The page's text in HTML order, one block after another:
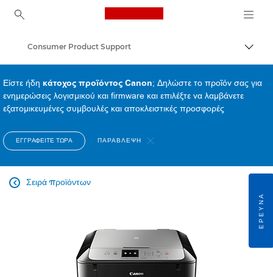
Canon Logo, back to
Consumer Product Support
Είστε ήδη κάτοχος προϊόντος Canon; Δηλώστε το προϊόν σας για
ενημερώσεις λογισμικού και firmware και επιλέξτε να λαμβάνετε
εξατομικευμένες συμβουλές και αποκλειστικές προσφορές
ΕΓΓΡΑΦΕΊΤΕ ΤΏΡΑ ΠΑΡΆΒΛΕΨΗ
Σειρά προϊόντων

ΈΡΕΥΝΑ